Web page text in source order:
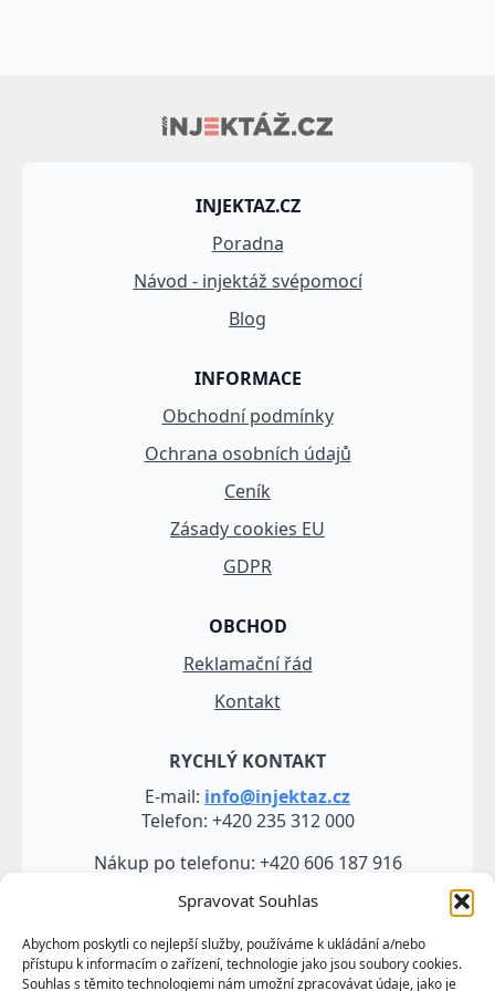
Spravovat Souhlas
Abychom poskytli co nejlepší služby, používáme k ukládání a/nebo
přístupu k informacím o zařízení, technologie jako jsou soubory cookies.
Souhlas s těmito technologiemi nám umožní zpracovávat údaje, jako je
INJEKTAZ.CZ
Poradna
Návod - injektáž svépomocí
Blog
INFORMACE
Obchodní podmínky
Ochrana osobních údajů
Ceník
Zásady cookies EU
GDPR
OBCHOD
Reklamační řád
Kontakt
RYCHLÝ KONTAKT
E-mail: info@injektaz.cz
Telefon: +420 235 312 000
Nákup po telefonu: +420 606 187 916